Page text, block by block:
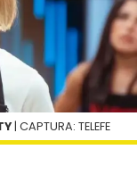
| CAPTURA: TELEFE